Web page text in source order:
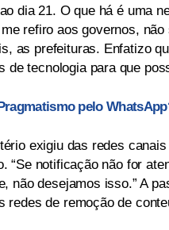
dia 21. O que há é uma
refiro aos governos,
as prefeituras. Enfatizo
de tecnologia para que
pelo
exigiu das redes
“Se notificação não for
não desejamos isso.” A
redes de remoção de